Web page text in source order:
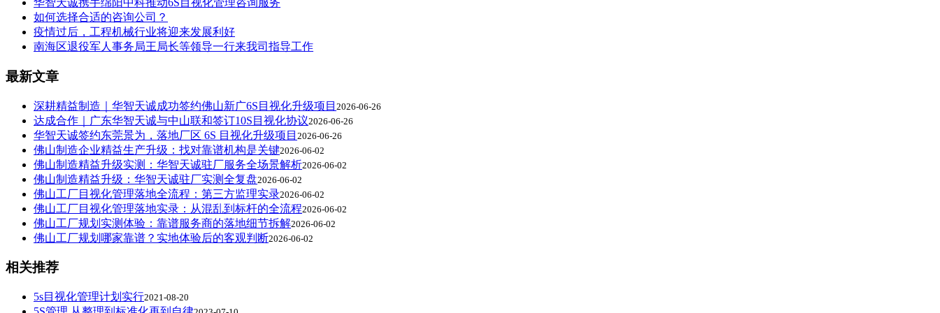
华智天诚携手绵阳中科推动6S目视化管理咨询服务
如何选择合适的咨询公司？
疫情过后，工程机械行业将迎来发展利好
南海区退役军人事务局王局长等领导一行来我司指导工作
最新文章
深耕精益制造｜华智天诚成功签约佛山新广6S目视化升级项目 2026-06-26
达成合作｜广东华智天诚与中山联和签订10S目视化协议2026-06-26
华智天诚签约东莞景为，落地厂区 6S 目视化升级项目 2026-06-26
佛山制造企业精益生产升级：找对靠谱机构是关键2026-06-02
佛山制造精益升级实测：华智天诚驻厂服务全场景解析2026-06-02
佛山制造精益升级：华智天诚驻厂实测全复盘2026-06-02
佛山工厂目视化管理落地全流程：第三方监理实录2026-06-02
佛山工厂目视化管理落地实录：从混乱到标杆的全流程2026-06-02
佛山工厂规划实测体验：靠谱服务商的落地细节拆解2026-06-02
佛山工厂规划哪家靠谱？实地体验后的客观判断2026-06-02
相关推荐
5s目视化管理计划实行2021-08-20